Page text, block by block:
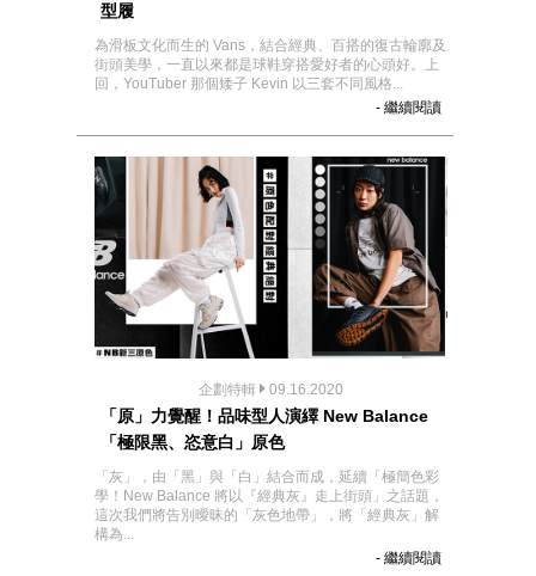
型履
為滑板文化而生的 Vans，結合經典、百搭的復古輪廓及
街頭美學，一直以來都是球鞋穿搭愛好者的心頭好。上
回，YouTuber 那個矮子 Kevin 以三套不同風格...
- 繼續閱讀
企劃特輯 09.16.2020
「原」力覺醒！品味型人演繹 New Balance
「極限黑、恣意白」原色
「灰」，由「黑」與「白」結合而成，延續「極簡色彩
學！New Balance 將以『經典灰』走上街頭」之話題，
這次我們將告別曖昧的「灰色地帶」，將「經典灰」解
構為...
- 繼續閱讀